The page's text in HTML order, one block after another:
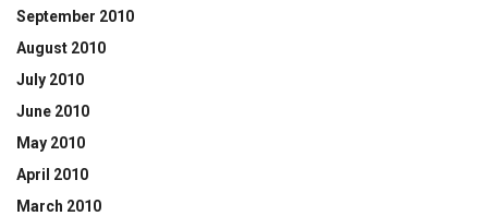
September 2010
August 2010
July 2010
June 2010
May 2010
April 2010
March 2010